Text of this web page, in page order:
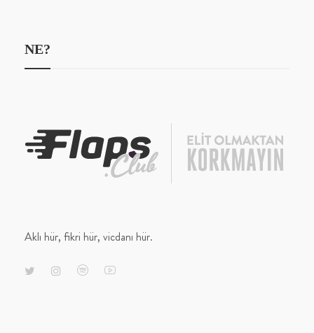
NE?
Aklı hür, fikri hür, vicdanı hür.